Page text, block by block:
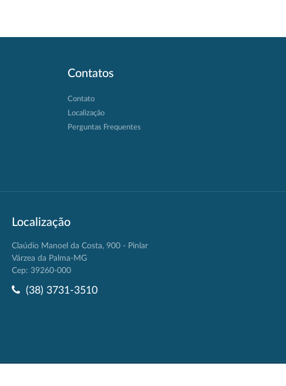
Contatos
Contato
Localização
Perguntas Frequentes
Localização
Claúdio Manoel da Costa, 900 - Pinlar
Várzea da Palma-MG
Cep: 39260-000
(38) 3731-3510